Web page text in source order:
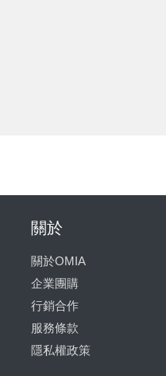
關於
關於OMIA
企業團購
行銷合作
服務條款
隱私權政策